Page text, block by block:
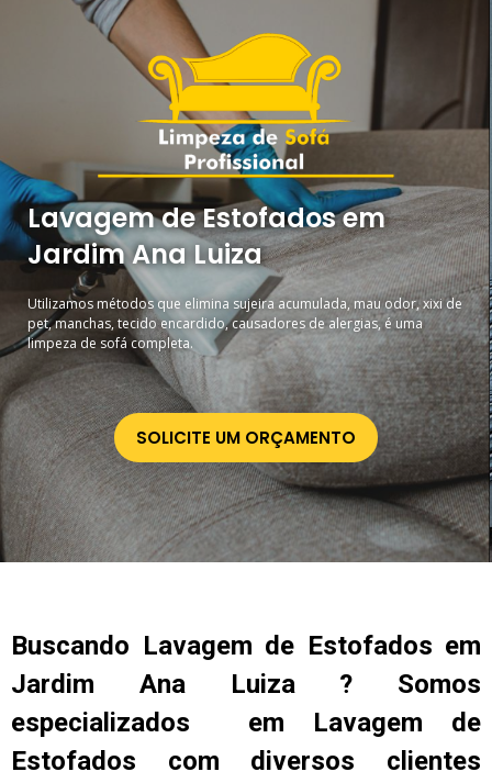
Lavagem de Estofados em
Jardim Ana Luiza
Utilizamos métodos que elimina sujeira acumulada, mau odor, xixi de
pet, manchas, tecido encardido, causadores de alergias, é uma
limpeza de sofá completa.
SOLICITE UM ORÇAMENTO
Buscando Lavagem de Estofados em
Jardim Ana Luiza ? Somos
especializados em Lavagem de
Estofados com diversos clientes